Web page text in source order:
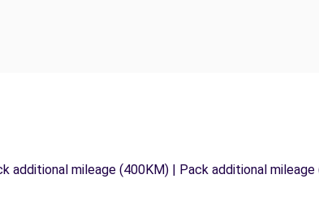
additional mileage (400KM) | Pack additional mileage